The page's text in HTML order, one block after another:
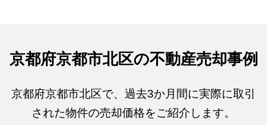
京都府京都市北区の不動産売却事例
京都府京都市北区で、過去3か月間に実際に取引
された物件の売却価格をご紹介します。